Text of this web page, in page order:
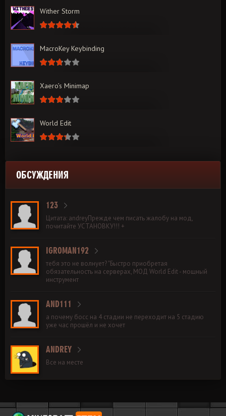
Wither Storm
MacroKey Keybinding
Xaero’s Minimap
World Edit
ОБСУЖДЕНИЯ
123
Цитата: andreyПрежде чем писать жалобу на мод,
почитайте УСТАНОВКУ!!! +
IGROMAN192
тебя это не волнует? "Быстро приобретая
обязательность на серверах, МОД World Edit - мощный
инструмент
AND111
а почему босс на 4 стадии не переходит на 5 стадию
уже час прошёл и не хочет
ANDREY
Все на месте